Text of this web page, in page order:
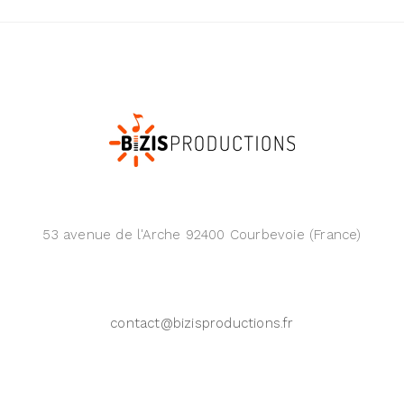
53 avenue de l'Arche 92400 Courbevoie (France)
contact@bizisproductions.fr